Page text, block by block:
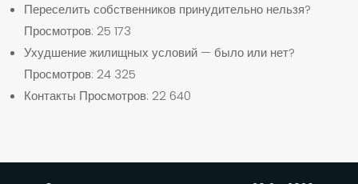
Переселить собственников принудительно нельзя?
Просмотров: 25 173
Ухудшение жилищных условий — было или нет?
Просмотров: 24 325
Контакты Просмотров: 22 640